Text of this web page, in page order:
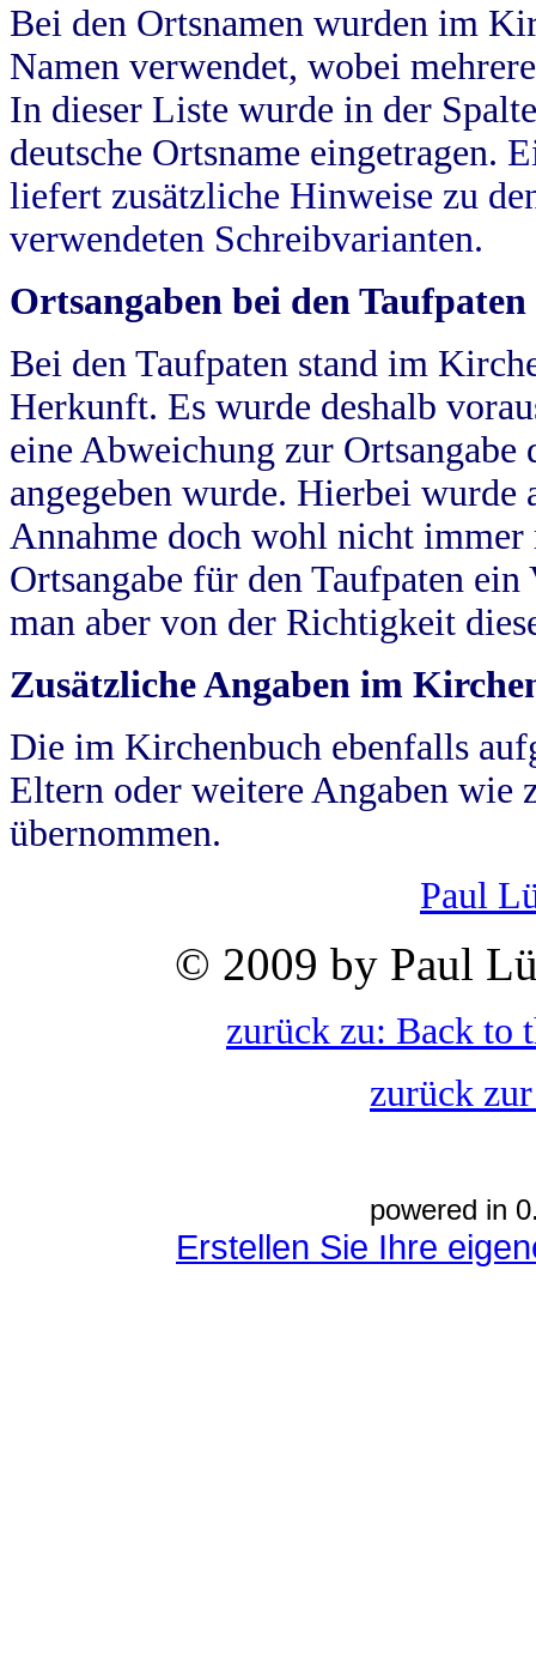
Bei den Ortsnamen wurden im
Namen verwendet, wobei
In dieser Liste wurde in der
deutsche Ortsname eingetragen.
liefert zusätzliche Hinweise zu
verwendeten Schreibvarianten.
Ortsangaben bei den Taufpaten
Bei den Taufpaten stand im
Herkunft. Es wurde deshalb
eine Abweichung zur
angegeben wurde. Hierbei wurde
Annahme doch wohl nicht
Ortsangabe für den Taufpaten
man aber von der Richtigkeit
Zusätzliche Angaben im
Die im Kirchenbuch ebenfalls
Eltern oder weitere Angaben wie
übernommen.
Paul
© 2009 by Paul
zurück zu: Back to
zurück
powered in
Erstellen Sie Ihre